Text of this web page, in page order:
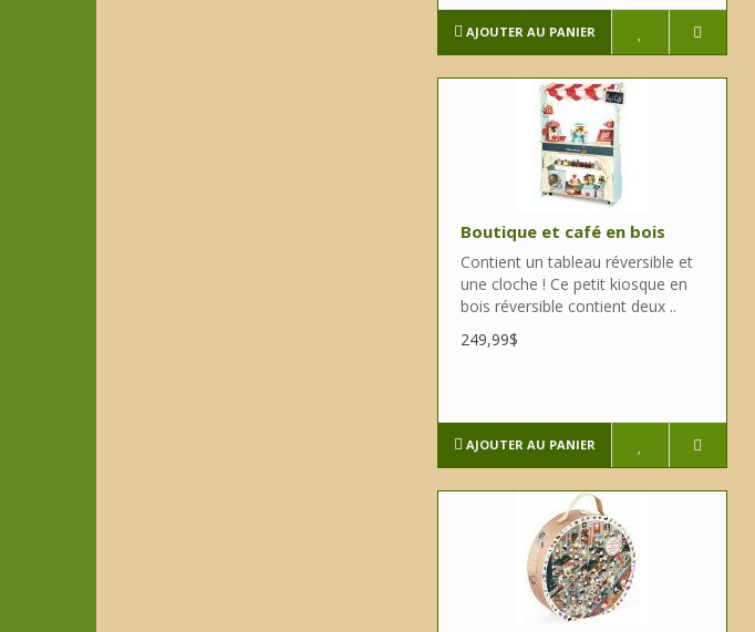
AJOUTER AU PANIER
Boutique et café en bois
Contient un tableau réversible et
une cloche ! Ce petit kiosque en
bois réversible contient deux ..
249,99$
AJOUTER AU PANIER